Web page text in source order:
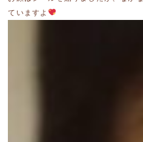
ていますよ